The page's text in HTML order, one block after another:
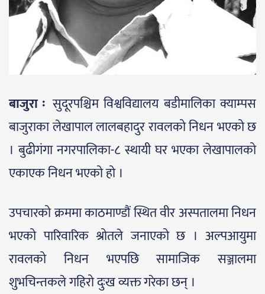
बाजुरा ःसुदूरपश्चिम विश्वविद्यालय बडीमालिका क्याम्पस
बाजुराका लेखापाल लालबहादुर रावलको निधन भएको छ
। बुढीगंगा नगरपालिका-८ स्थायी घर भएका लेखापालको
एकाएक निधन भएको हो ।
उपचारको क्रममा काठमाण्डौं स्थित वीर अस्पतालमा निधन
भएको पारिवारिक श्रोतले जनाएको छ । अल्पआयुमा
रावलको निधन भएपछि सामाजिक सञ्जालमा
शुभचिन्तकले गहिरो दुःख व्यक्त गरेका छन् ।